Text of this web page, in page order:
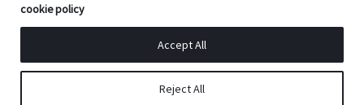
cookie policy
Reject All
Accept All
Copyright © 2026 Good Doctor. All rights reserved.